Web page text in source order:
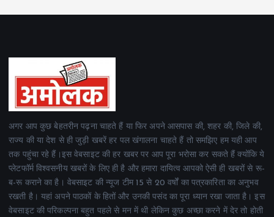
अगर आप कुछ बेहतरीन पढ़ना चाहते हैं या फिर अपने आसपास की, शहर की, जिले की,
राज्य की या देश से ही जुड़ी खबरें हर पल खंगालना चाहते हैं तो समझिए हम यही आप
तक पहुंचा रहे हैं।इस वेबसाइट की हर खबर पर आप पूरा भरोसा कर सकते हैं क्योंकि ये
प्लेटफॉर्म विश्वसनीय खबरों के लिए ही है और हमारा दायित्व आपको ऐसी ही खबरों से रू-
ब-रू कराने का है। वेबसाइट की न्यूज टीम 15 से 20 वर्षों का पत्रकारिता का अनुभव
रखती है। यहां अपने पाठकों के हितों और उनकी पसंद का पूरा ध्यान रखा जाता है। इस
वेबसाइट की परिकल्पना बहुत पहले से मन में थी लेकिन कुछ अच्छा करने में देर तो होती